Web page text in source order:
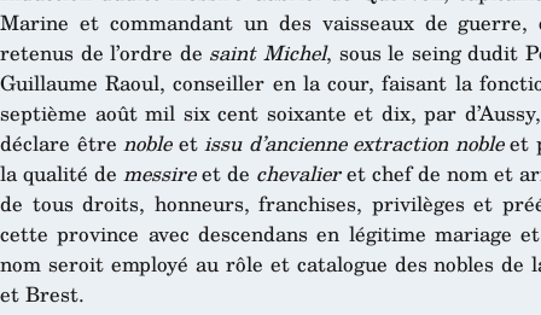
Marine et commandant un des vaisseaux de
retenus de l’ordre de saint Michel, sous le seing dudit
Guillaume Raoul, conseiller en la cour, faisant la
septième août mil six cent soixante et dix, par
déclare être nobleet issu d’ancienne extraction nobleet
la qualité de messireet de chevalieret chef de nom et
de tous droits, honneurs, franchises, privilèges et
cette province avec descendans en légitime mariage
nom seroit employé au rôle et catalogue des nobles
et Brest.